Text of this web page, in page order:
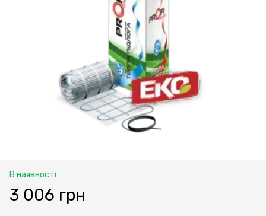
В наявності
3 006 грн